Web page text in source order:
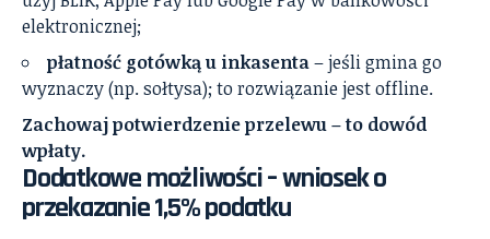
elektronicznej;
płatność gotówką u inkasenta– jeśli gmina go
wyznaczy (np. sołtysa); to rozwiązanie jest offline.
Zachowaj potwierdzenie przelewu – to dowód
wpłaty.
Dodatkowe możliwości – wniosek o
przekazanie 1,5% podatku